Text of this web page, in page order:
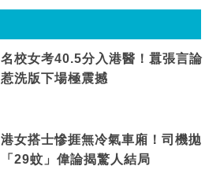
名校女考40.5分入港醫！囂張言論
惹洗版下場極震撼
港女搭士慘捱無冷氣車廂！司機拋
「29蚊」偉論揭驚人結局